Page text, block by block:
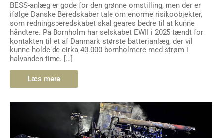
BESS-anlæg er gode for den grønne omstilling, men der er
ifølge Danske Beredskaber tale om enorme risikoobjekter,
som redningsberedskabet skal geares bedre til at kunne
håndtere. På Bornholm har selskabet EWII i 2025 tændt for
kontakten til et af Danmark største batterianlæg, der vil
kunne holde de cirka 40.000 bornholmere med strøm i
halvanden time. […]
Læs mere